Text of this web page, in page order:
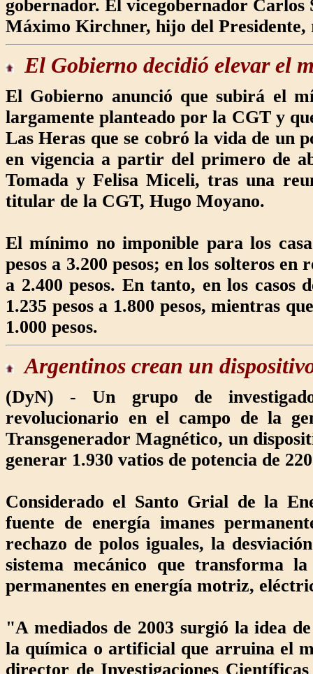
gobernador. El vicegobernador
Máximo Kirchner, hijo del Presidente,
El Gobierno decidió elevar el
El Gobierno anunció que subirá el
largamente planteado por la CGT y
Las Heras que se cobró la vida de un
en vigencia a partir del primero de
Tomada y Felisa Miceli, tras una
titular de la CGT, Hugo Moyano.
El mínimo no imponible para los
pesos a 3.200 pesos; en los solteros en
a 2.400 pesos. En tanto, en los casos
1.235 pesos a 1.800 pesos, mientras
1.000 pesos.
Argentinos crean un
(DyN) - Un grupo de
revolucionario en el campo de la
Transgenerador Magnético, un
generar 1.930 vatios de potencia de
Considerado el Santo Grial de la
fuente de energía imanes
rechazo de polos iguales, la
sistema mecánico que transforma
permanentes en energía motriz,
"A mediados de 2003 surgió la idea
la química o artificial que arruina el
director de Investigaciones